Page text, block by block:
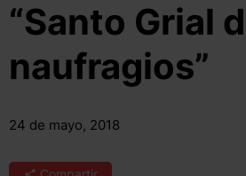
“Santo Grial
naufragios”
24 de mayo, 2018